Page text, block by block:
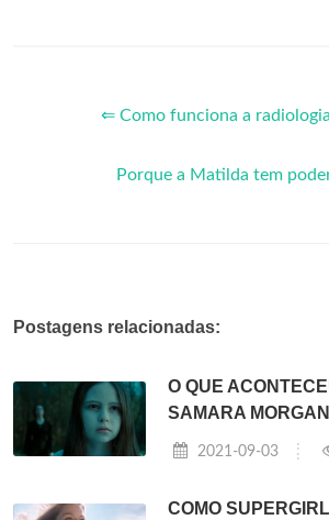
⇐ Como funciona a
Porque a Matilda tem
Postagens relacionadas:
O QUE
SAMARA
2021-09-03
COMO